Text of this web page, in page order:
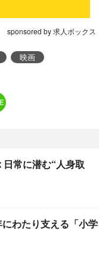
sponsored by 求人ボックス
映画
常に潜む“人身取
わたり支える「小学